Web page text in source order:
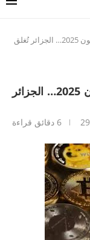
تجديد الحظر: من المادة 117 إلى قانون 2025… الجزائر تُغلق
تجديد الحظر: من المادة 117 إلى قانون 2025… الجزائر
6 دقائق قراءة